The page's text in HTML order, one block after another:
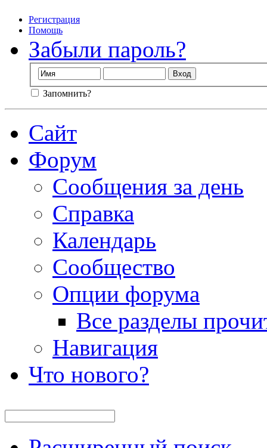
Регистрация
Помощь
Забыли пароль?
Запомнить?
Сайт
Форум
Сообщения за день
Справка
Календарь
Сообщество
Опции форума
Все разделы
Навигация
Что нового?